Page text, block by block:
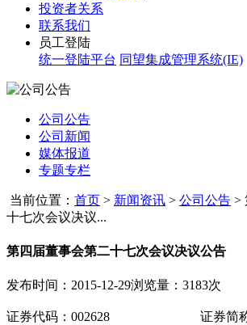
投资者关系
联系我们
员工登陆
统一登陆平台 同望集成管理系统(IE)
公司公告
公司新闻
媒体报道
专题专栏
当前位置： 首页 > 新闻资讯 > 公司公告 >
十七次会议决议...
第四届董事会第二十七次会议决议公告
发布时间：2015-12-29浏览量：3183次
证券代码： 002628
证券简